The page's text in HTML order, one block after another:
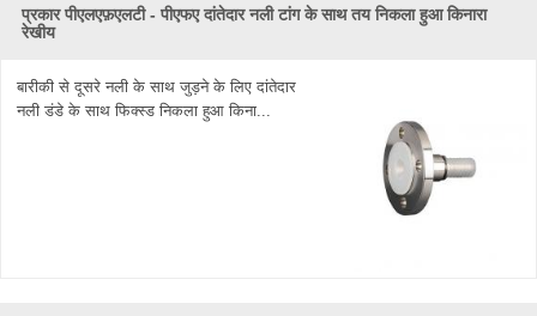
प्रकार पीएलएफ़एलटी - पीएफए ​​दांतेदार नली टांग के साथ तय निकला हुआ किनारा
रेखीय
बारीकी से दूसरे नली के साथ जुड़ने के लिए दांतेदार
नली डंडे के साथ फिक्स्ड निकला हुआ किना...